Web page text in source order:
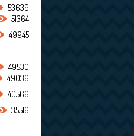
53639
51364
49945
49530
49036
40566
35516